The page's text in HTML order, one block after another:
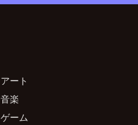
アート
音楽
ゲーム